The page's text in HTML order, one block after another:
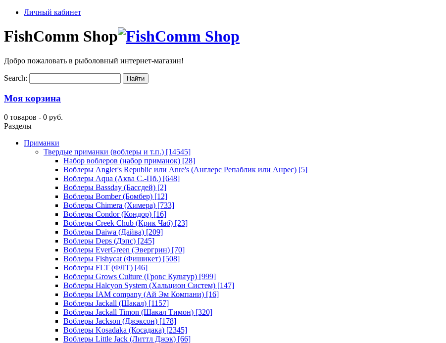
Личный кабинет
FishComm Shop
Добро пожаловать в рыболовный интернет-магазин!
Search:
Моя корзина
0 товаров - 0 руб.
Разделы
Приманки
Твердые приманки (воблеры и т.п.) [14545]
Набор воблеров (набор приманок) [28]
Воблеры Angler's Republic или Anre's (Англерс Репаблик или Анрес) [5]
Воблеры Aqua (Аква С.-Пб.) [648]
Воблеры Bassday (Бассдей) [2]
Воблеры Bomber (Бомбер) [12]
Воблеры Chimera (Химера) [733]
Воблеры Condor (Кондор) [16]
Воблеры Creek Chub (Крик Чаб) [23]
Воблеры Daiwa (Дайва) [209]
Воблеры Deps (Дэпс) [245]
Воблеры EverGreen (Эвергрин) [70]
Воблеры Fishycat (Фишикет) [508]
Воблеры FLT (ФЛТ) [46]
Воблеры Grows Culture (Гровс Культур) [999]
Воблеры Halcyon System (Хальцион Систем) [147]
Воблеры IAM company (Ай Эм Компани) [16]
Воблеры Jackall (Шакал) [1157]
Воблеры Jackall Timon (Шакал Тимон) [320]
Воблеры Jackson (Джэксон) [178]
Воблеры Kosadaka (Косадака) [2345]
Воблеры Little Jack (Литтл Джэк) [66]